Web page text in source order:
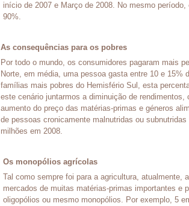
início de 2007 e Março de 2008. No mesmo
90%.
As consequências para os pobres
Por todo o mundo, os consumidores pagaram mais
Norte, em média, uma pessoa gasta entre 10 e 15%
famílias mais pobres do Hemisfério Sul, esta
este cenário juntarmos a diminuição de
aumento do preço das matérias-primas e géneros
de pessoas cronicamente malnutridas ou
milhões em 2008.
Os monopólios agrícolas
Tal como sempre foi para a agricultura, atualmente,
mercados de muitas matérias-primas importantes e
oligopólios ou mesmo monopólios. Por exemplo, 5